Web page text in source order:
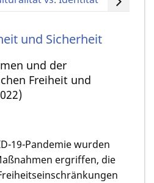
und Sicherheit
und der
Freiheit und
19-Pandemie wurden
ergriffen, die